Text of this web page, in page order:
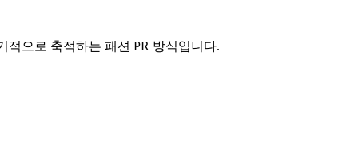
적으로 축적하는 패션 PR 방식입니다.